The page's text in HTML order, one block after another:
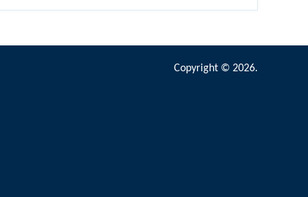
Copyright © 2026.